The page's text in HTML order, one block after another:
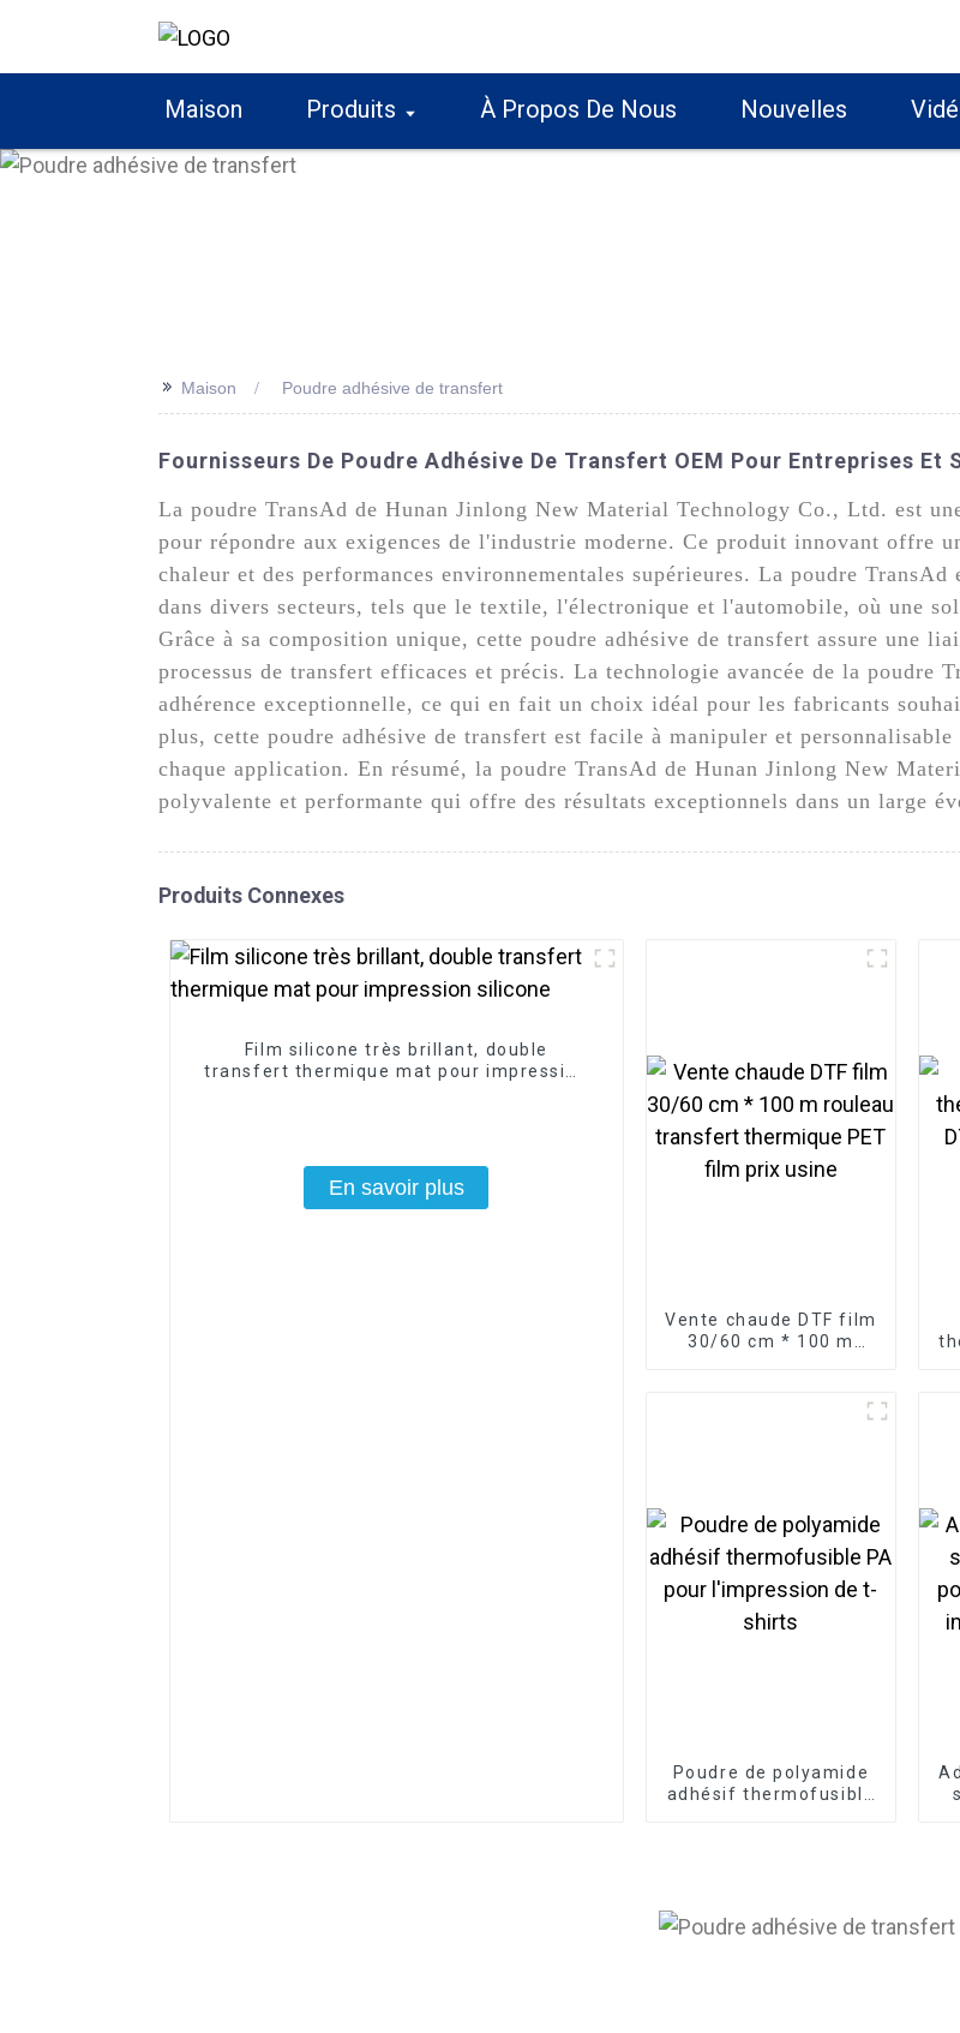
Maison Produits À Propos De Nous Nouvelles
>> Maison Poudre adhésive de transfert
Fournisseurs De Poudre Adhésive De Transfert OEM Pour Entreprises Et
La poudre TransAd de Hunan Jinlong New Material Technology Co., Ltd. est
pour répondre aux exigences de l'industrie moderne. Ce produit innovant offre
chaleur et des performances environnementales supérieures. La poudre
dans divers secteurs, tels que le textile, l'électronique et l'automobile, où une
Grâce à sa composition unique, cette poudre adhésive de transfert assure une
processus de transfert efficaces et précis. La technologie avancée de la poudre
adhérence exceptionnelle, ce qui en fait un choix idéal pour les fabricants
plus, cette poudre adhésive de transfert est facile à manipuler et
chaque application. En résumé, la poudre TransAd de Hunan Jinlong New
polyvalente et performante qui offre des résultats exceptionnels dans un large
Produits Connexes
Film silicone très brillant, double
transfert thermique mat pour impression
En savoir plus
Vente chaude DTF film
30/60 cm * 100 m
Poudre de polyamide
adhésif thermofusible